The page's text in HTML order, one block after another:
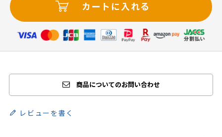
カートに入れる
商品についてのお問い合わせ
レビューを書く